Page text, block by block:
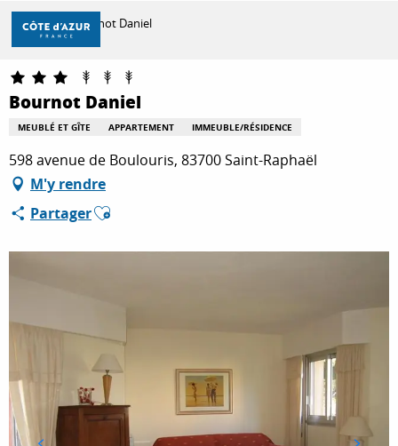
Aller
contenu
principal
DÉCOUVRIR
À FAIRE
SÉJOURNER
Accueil Bournot Daniel
Bournot Daniel
MEUBLÉ ET GÎTE APPARTEMENT IMMEUBLE/RÉSIDENCE
598 avenue de Boulouris, 83700 Saint-Raphaël
M'y rendre
PartagerAjouter aux favoris